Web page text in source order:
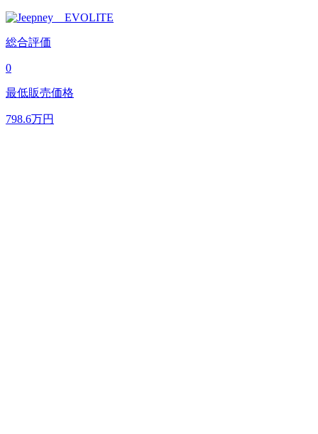
総合評価
0
最低販売価格
798.6万円